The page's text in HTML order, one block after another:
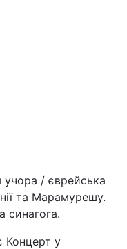
учора / єврейська
та Марамурешу.
синагога.
Концерт у